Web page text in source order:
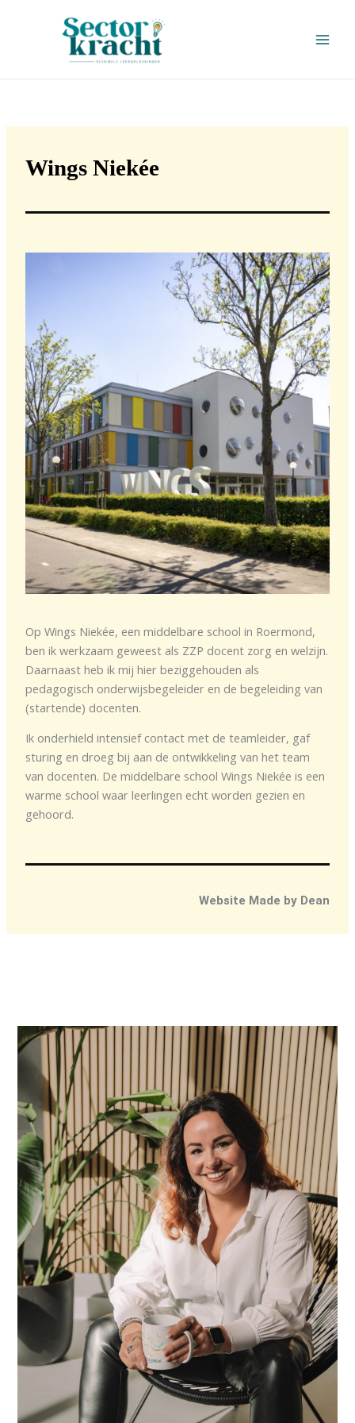
Wings Niekée
Op Wings Niekée, een middelbare school in Roermond,
ben ik werkzaam geweest als ZZP docent zorg en welzijn.
Daarnaast heb ik mij hier beziggehouden als
pedagogisch onderwijsbegeleider en de begeleiding van
(startende) docenten.
Ik onderhield intensief contact met de teamleider, gaf
sturing en droeg bij aan de ontwikkeling van het team
van docenten. De middelbare school Wings Niekée is een
warme school waar leerlingen echt worden gezien en
gehoord.
Website Made by Dean